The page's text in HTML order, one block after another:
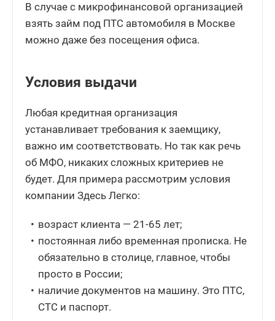
В случае с микрофинансовой организацией
взять займ под ПТС автомобиля в Москве
можно даже без посещения офиса.
Условия выдачи
Любая кредитная организация
устанавливает требования к заемщику,
важно им соответствовать. Но так как речь
об МФО, никаких сложных критериев не
будет. Для примера рассмотрим условия
компании Здесь Легко:
возраст клиента — 21-65 лет;
постоянная либо временная прописка. Не
обязательно в столице, главное, чтобы
просто в России;
наличие документов на машину. Это ПТС,
СТС и паспорт.